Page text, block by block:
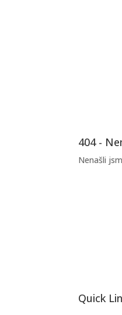
404 -
Nenašli
Quick